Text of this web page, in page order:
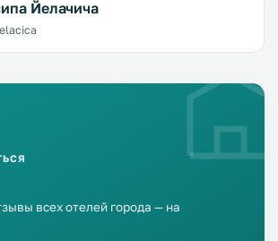
Йелачича
всех отелей города — на